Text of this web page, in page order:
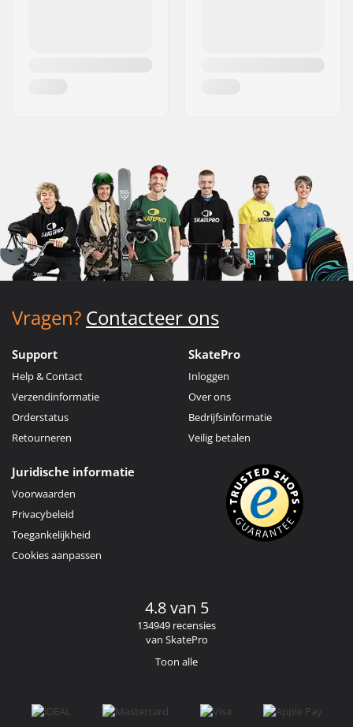
Vragen? Contacteer ons
Support
Help & Contact
Verzendinformatie
Orderstatus
Retourneren
SkatePro
Inloggen
Over ons
Bedrijfsinformatie
Veilig betalen
Juridische informatie
Voorwaarden
Privacybeleid
Toegankelijkheid
Cookies aanpassen
4.8 van 5
134949 recensies
van SkatePro
Toon alle